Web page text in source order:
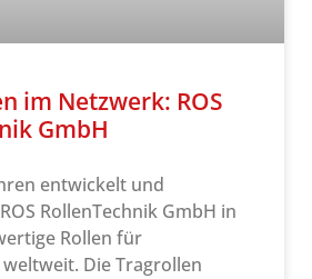
im Netzwerk: ROS
GmbH
entwickelt und
RollenTechnik GmbH in
Rollen für
Die Tragrollen